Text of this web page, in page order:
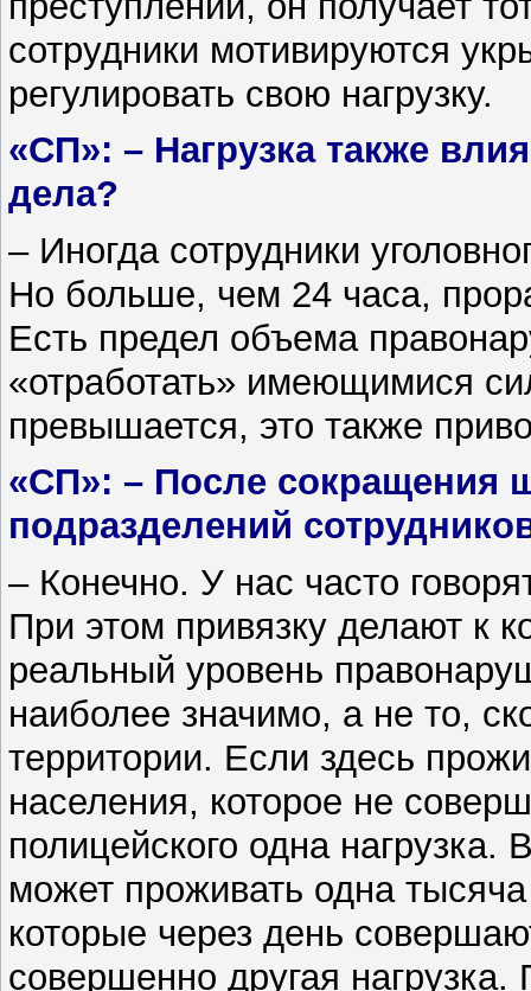
сотрудники мотивируются
регулировать свою нагрузку.
«СП»: – Нагрузка также
дела?
– Иногда сотрудники
Но больше, чем 24 часа,
Есть предел объема
«отработать» имеющимися
превышается, это также
«СП»: – После сокращения
подразделений
– Конечно. У нас часто
При этом привязку делают к
реальный уровень
наиболее значимо, а не то,
территории. Если здесь
населения, которое не
полицейского одна
может проживать одна
которые через день
совершенно другая